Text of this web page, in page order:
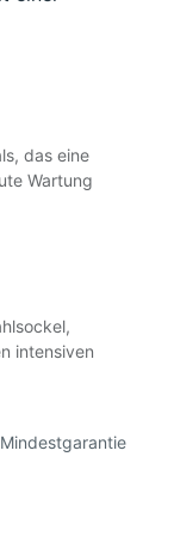
das eine
Wartung
intensiven